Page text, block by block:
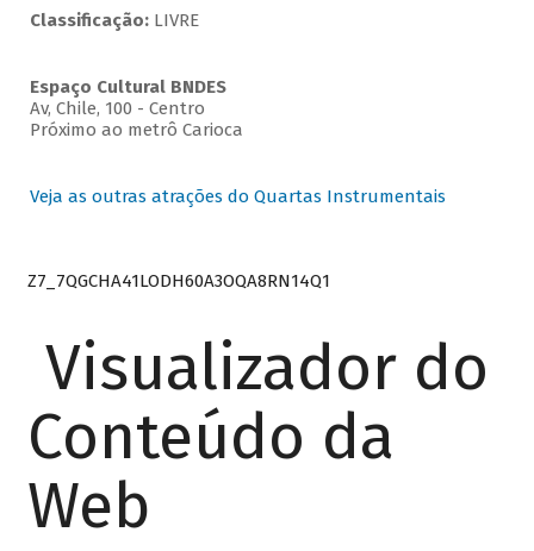
Classificação: LIVRE
Espaço Cultural BNDES
Av, Chile, 100 - Centro
Próximo ao metrô Carioca
Veja as outras atrações do Quartas Instrumentais
Z7_7QGCHA41LODH60A3OQA8RN14Q1
Visualizador do
Conteúdo da
Web